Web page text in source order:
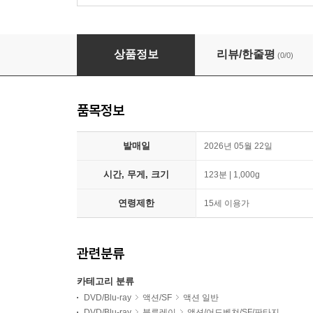
미션 임파서블 2 (1Disc, 4K UHD Only 한정판) :
상품정보 리뷰/한줄평 (0/0)
품목정보
발매일 2026년 05월 22일
시간, 무게, 크기 123분 | 1,000g
연령제한 15세 이용가
관련분류
카테고리 분류
DVD/Blu-ray 액션/SF
액션 일반